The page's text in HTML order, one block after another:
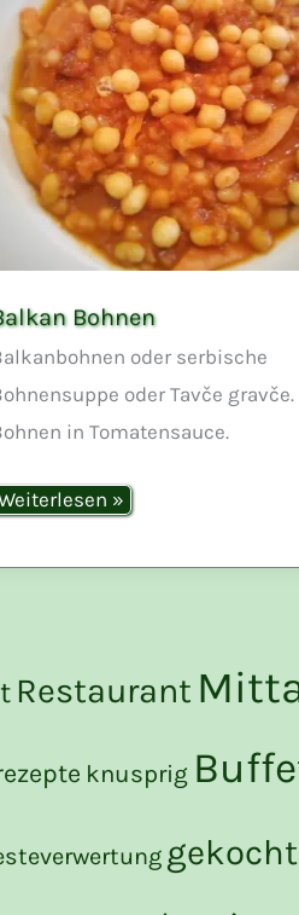
Bohnen
oder serbische
oder Tavče gravče.
in Tomatensauce.
»
Restaurant
knusprig
gekocht